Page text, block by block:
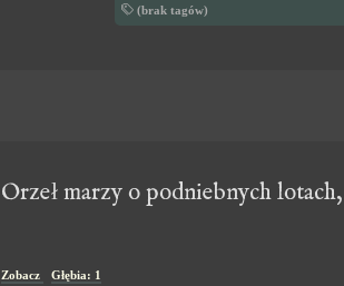
(brak tagów)
Orzeł marzy o podniebnych
Zobacz Głębia: 1